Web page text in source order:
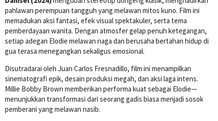
pahlawan perempuan tangguh yang melawan mitos kuno. Film ini
memadukan aksi fantasi, efek visual spektakuler, serta tema
pemberdayaan wanita. Dengan atmosfer gelap penuh ketegangan,
setiap adegan Elodie melawan naga dan berusaha bertahan hidup di
gua terasa menegangkan sekaligus emosional.
Disutradarai oleh Juan Carlos Fresnadillo, film ini menampilkan
sinematografi epik, desain produksi megah, dan aksi laga intens.
Millie Bobby Brown memberikan performa kuat sebagai Elodie—
menunjukkan transformasi dari seorang gadis biasa menjadi sosok
pemberani yang melawan nasib.